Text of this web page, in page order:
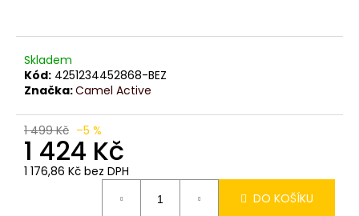
Skladem
Kód: 4251234452868-BEZ
Značka:Camel Active
1 499 Kč –5 %
1 424 Kč
1 176,86 Kč bez DPH
DO KOŠÍKU